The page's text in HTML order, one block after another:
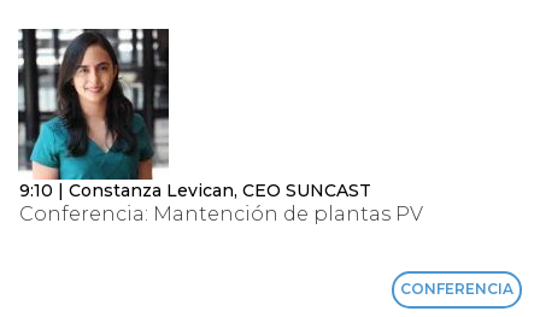
9:10 | Constanza Levican, CEO SUNCAST
Conferencia: Mantención de plantas PV
CONFERENCIA